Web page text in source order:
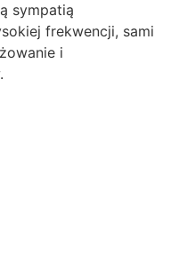
sympatią
frekwencji, sami
i